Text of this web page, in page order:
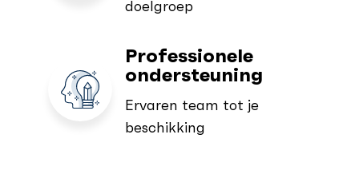
doelgroep
Professionele
ondersteuning
Ervaren team tot je
beschikking